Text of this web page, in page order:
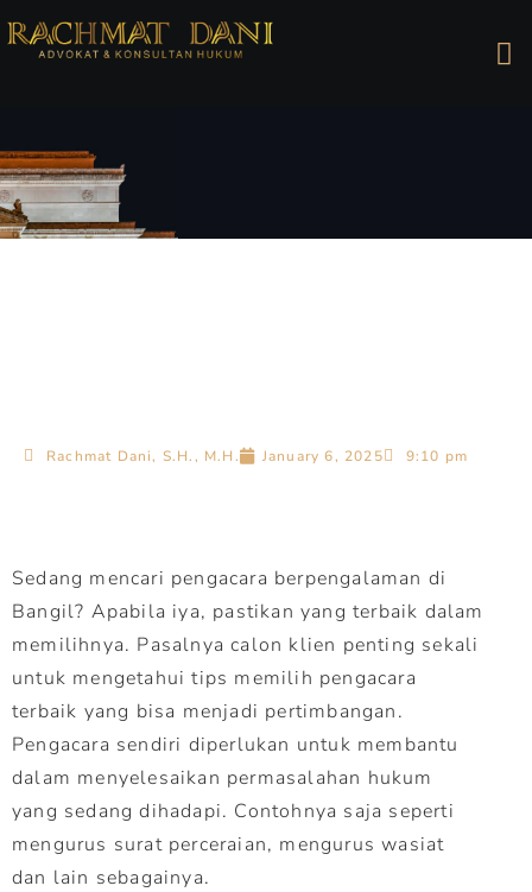
Rachmat Dani, S.H., M.H. January 6, 2025 9:10 pm
Sedang mencari pengacara berpengalaman di
Bangil? Apabila iya, pastikan yang terbaik dalam
memilihnya. Pasalnya calon klien penting sekali
untuk mengetahui tips memilih pengacara
terbaik yang bisa menjadi pertimbangan.
Pengacara sendiri diperlukan untuk membantu
dalam menyelesaikan permasalahan hukum
yang sedang dihadapi. Contohnya saja seperti
mengurus surat perceraian, mengurus wasiat
dan lain sebagainya.